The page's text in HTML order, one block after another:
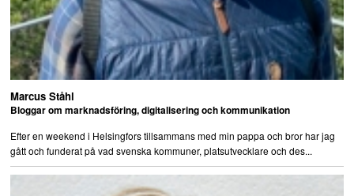
Marcus Ståhl
Bloggar om marknadsföring, digitalisering och kommunikation
Efter en weekend i Helsingfors tillsammans med min pappa och bror har jag
gått och funderat på vad svenska kommuner, platsutvecklare och des...